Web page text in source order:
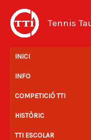
contingut
Tennis
INICI
INFO
COMPETICIÓ TTI
HISTÒRIC
TTI ESCOLAR